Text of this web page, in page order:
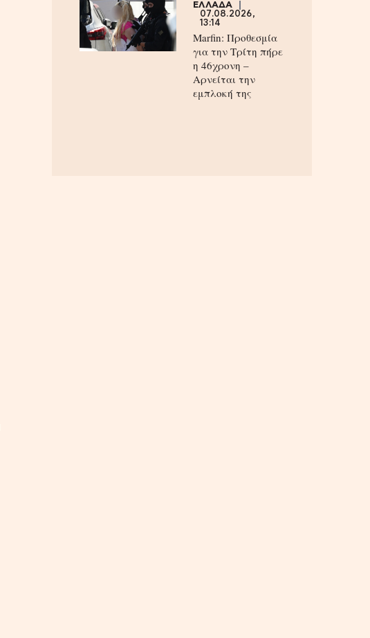
ΕΛΛΑΔΑ
07.08.2026,
13:14
Marfin: Προθεσμία
για την Τρίτη πήρε
η 46χρονη –
Aρνείται την
εμπλοκή της